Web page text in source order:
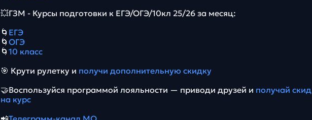
💥ГЗМ - Курсы подготовки к ЕГЭ/ОГЭ/10кл 25/26 за месяц:
🌀 ЕГЭ
🌀 ОГЭ
🌀 10 класс
🎯 Крути рулетку и получи дополнительную скидку
🤝Воспользуйся программой лояльности — приводи друзей и получай
на курс